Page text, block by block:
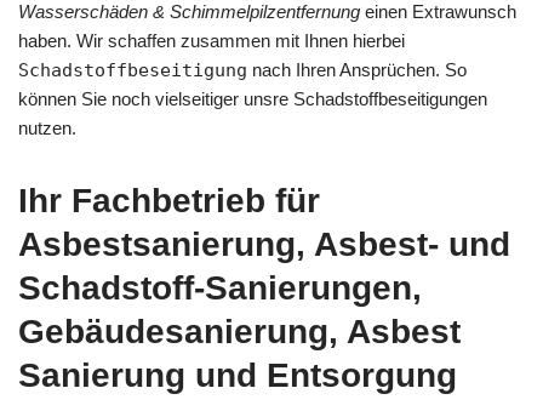
Wasserschäden & Schimmelpilzentfernung einen Extrawunsch
haben. Wir schaffen zusammen mit Ihnen hierbei
Schadstoffbeseitigung nach Ihren Ansprüchen. So
können Sie noch vielseitiger unsre Schadstoffbeseitigungen
nutzen.
Ihr Fachbetrieb für
Asbestsanierung, Asbest- und
Schadstoff-Sanierungen,
Gebäudesanierung, Asbest
Sanierung und Entsorgung